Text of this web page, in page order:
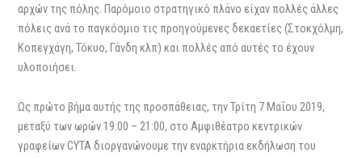
αρχών της πόλης. Παρόμοιο στρατηγικό πλάνο είχαν πολλές άλλες
πόλεις ανά το παγκόσμιο τις προηγούμενες δεκαετίες (Στοκχόλμη,
Κοπεγχάγη, Τόκυο, Γάνδη κλπ) και πολλές από αυτές το έχουν
υλοποιήσει.
Ως πρώτο βήμα αυτής της προσπάθειας, την Τρίτη 7 Μαΐου 2019,
μεταξύ των ωρών 19:00 – 21:00, στο Αμφιθέατρο κεντρικών
γραφείων CYTA διοργανώνουμε την εναρκτήρια εκδήλωση του